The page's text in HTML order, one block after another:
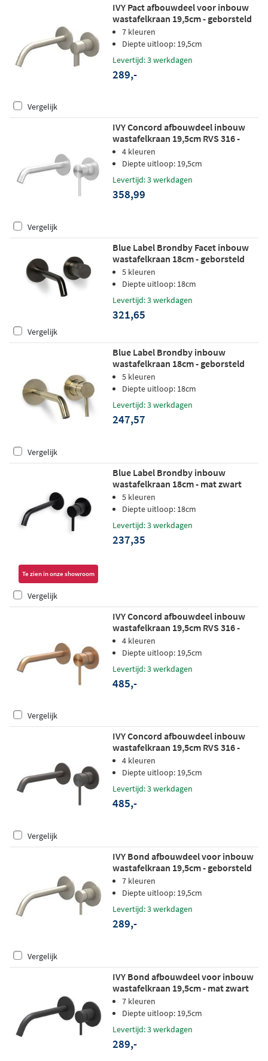
IVY Pact afbouwdeel voor inbouw
wastafelkraan 19,5cm - geborsteld
nickel PVD
7 kleuren
Diepte uitloop: 19,5cm
Levertijd: 3 werkdagen
289,-
Vergelijk
IVY Concord afbouwdeel inbouw
wastafelkraan 19,5cm RVS 316 -
geborsteld RVS
4 kleuren
Diepte uitloop: 19,5cm
Levertijd: 3 werkdagen
358,99
Vergelijk
Blue Label Brondby Facet inbouw
wastafelkraan 18cm - geborsteld
gunmetal PVD
5 kleuren
Diepte uitloop: 18cm
Levertijd: 3 werkdagen
321,65
Vergelijk
Blue Label Brondby inbouw
wastafelkraan 18cm - geborsteld
goud PVD
5 kleuren
Diepte uitloop: 18cm
Levertijd: 3 werkdagen
247,57
Vergelijk
Te zien in onze showroom
Blue Label Brondby inbouw
wastafelkraan 18cm - mat zwart
5 kleuren
Diepte uitloop: 18cm
Levertijd: 3 werkdagen
237,35
Vergelijk
IVY Concord afbouwdeel inbouw
wastafelkraan 19,5cm RVS 316 -
geborsteld mat koper PVD
4 kleuren
Diepte uitloop: 19,5cm
Levertijd: 3 werkdagen
485,-
Vergelijk
IVY Concord afbouwdeel inbouw
wastafelkraan 19,5cm RVS 316 -
geborsteld carbon black PVD
4 kleuren
Diepte uitloop: 19,5cm
Levertijd: 3 werkdagen
485,-
Vergelijk
IVY Bond afbouwdeel voor inbouw
wastafelkraan 19,5cm - geborsteld
nickel PVD
7 kleuren
Diepte uitloop: 19,5cm
Levertijd: 3 werkdagen
289,-
Vergelijk
IVY Bond afbouwdeel voor inbouw
wastafelkraan 19,5cm - mat zwart
PED7 kleuren
Diepte uitloop: 19,5cm
Levertijd: 3 werkdagen
289,-